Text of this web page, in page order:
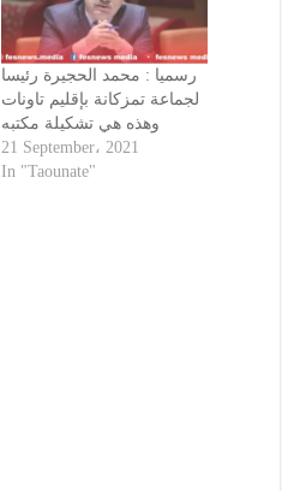
رسميا : محمد الحجيرة رئيسا
لجماعة تمزكانة بإقليم تاونات
وهذه هي تشكيلة مكتبه
21 September، 2021
In "Taounate"